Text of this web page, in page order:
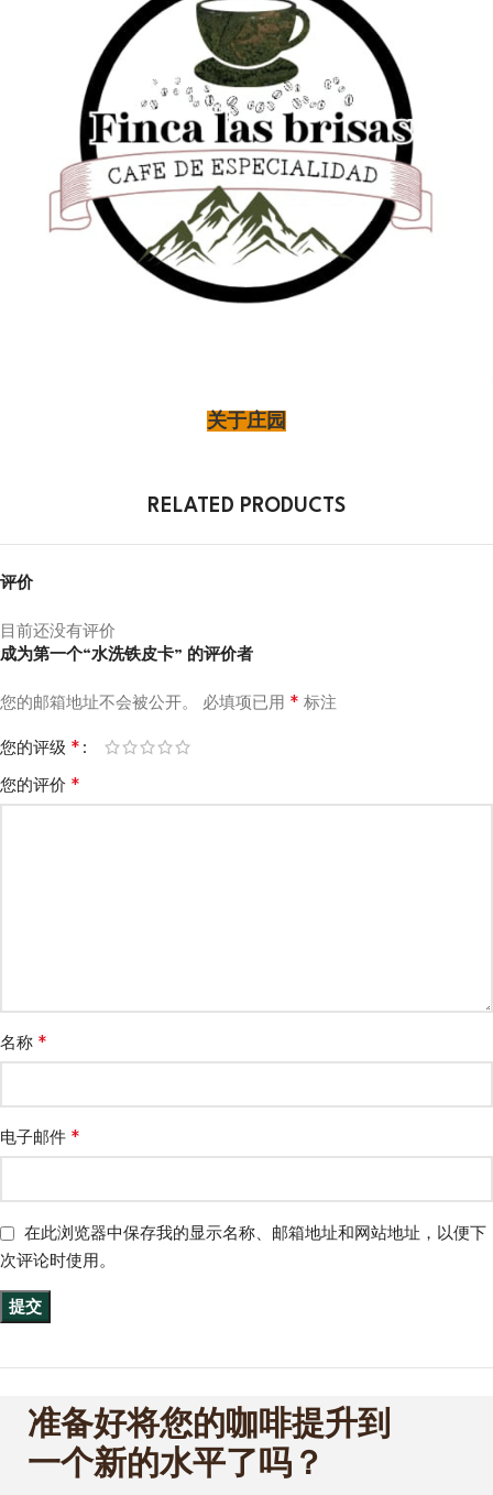
关于庄园
RELATED PRODUCTS
评价
目前还没有评价
成为第一个“水洗铁皮卡” 的评价者
您的邮箱地址不会被公开。 必填项已用 * 标注
您的评级 *
您的评价 *
名称 *
电子邮件 *
在此浏览器中保存我的显示名称、邮箱地址和网站地址，以便下
次评论时使用。
准备好将您的咖啡提升到
一个新的水平了吗？